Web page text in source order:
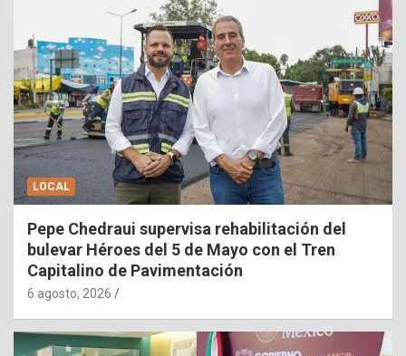
LOCAL
Pepe Chedraui supervisa rehabilitación del
bulevar Héroes del 5 de Mayo con el Tren
Capitalino de Pavimentación
6 agosto, 2026